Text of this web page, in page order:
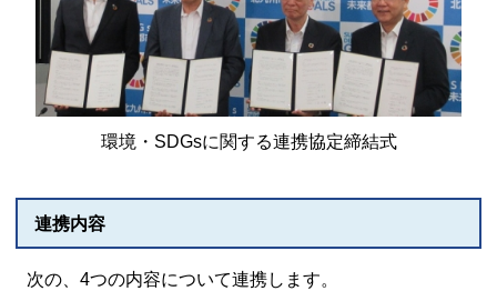
環境・SDGsに関する連携協定締結式
連携内容
次の、4つの内容について連携します。